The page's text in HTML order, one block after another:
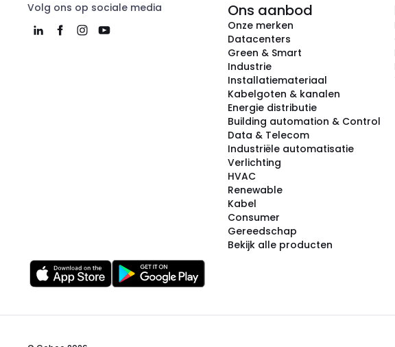
Volg ons op sociale media Ons aanbod
Onze merken
Datacenters
Green & Smart
Industrie
Installatiemateriaal
Kabelgoten & kanalen
Energie distributie
Building automation & Control
Data & Telecom
Industriële automatisatie
Verlichting
HVAC
Renewable
Kabel
Consumer
Gereedschap
Bekijk alle producten